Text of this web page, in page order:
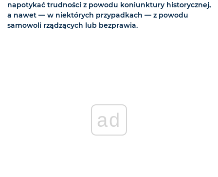
napotykać trudności z powodu koniunktury historycznej,
a nawet — w niektórych przypadkach — z powodu
samowoli rządzących lub bezprawia.
ad